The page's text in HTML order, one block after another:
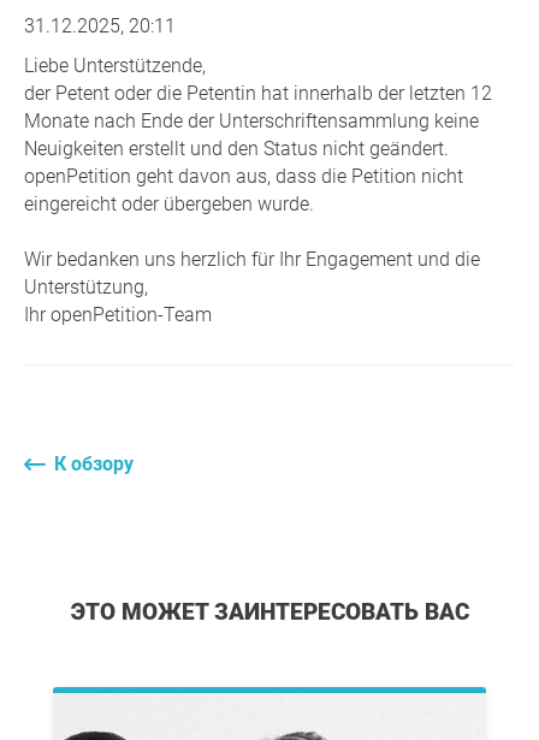
31.12.2025, 20:11
Liebe Unterstützende,
der Petent oder die Petentin hat innerhalb der letzten 12
Monate nach Ende der Unterschriftensammlung keine
Neuigkeiten erstellt und den Status nicht geändert.
openPetition geht davon aus, dass die Petition nicht
eingereicht oder übergeben wurde.
Wir bedanken uns herzlich für Ihr Engagement und die
Unterstützung,
Ihr openPetition-Team
К обзору
ЭТО МОЖЕТ ЗАИНТЕРЕСОВАТЬ ВАС